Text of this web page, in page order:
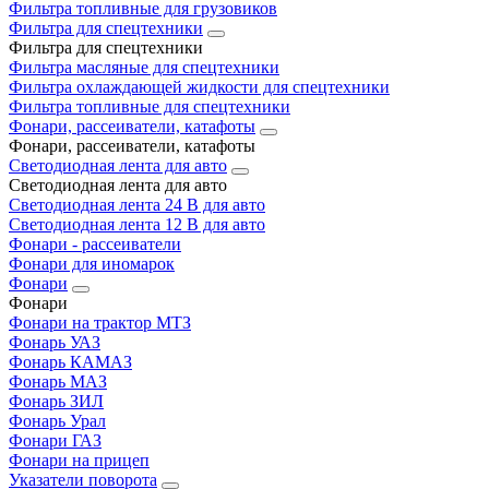
Фильтра топливные для грузовиков
Фильтра для спецтехники
Фильтра для спецтехники
Фильтра масляные для спецтехники
Фильтра охлаждающей жидкости для спецтехники
Фильтра топливные для спецтехники
Фонари, рассеиватели, катафоты
Фонари, рассеиватели, катафоты
Светодиодная лента для авто
Светодиодная лента для авто
Светодиодная лента 24 В для авто
Светодиодная лента 12 В для авто
Фонари - рассеиватели
Фонари для иномарок
Фонари
Фонари
Фонари на трактор МТЗ
Фонарь УАЗ
Фонарь КАМАЗ
Фонарь МАЗ
Фонарь ЗИЛ
Фонарь Урал
Фонари ГАЗ
Фонари на прицеп
Указатели поворота